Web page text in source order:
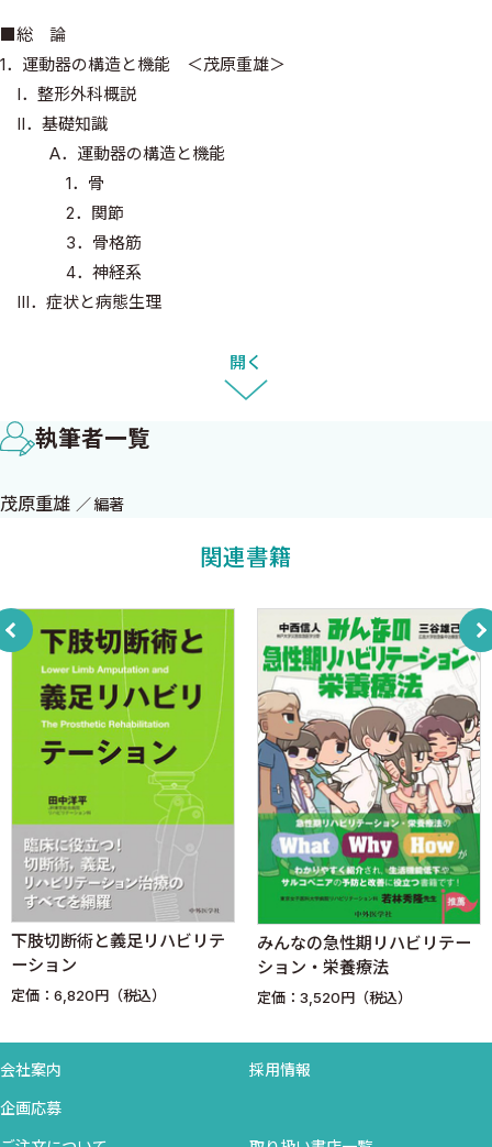
■総 論
1．運動器の構造と機能 ＜茂原重雄＞
I．整形外科概説
II．基礎知識
A．運動器の構造と機能
1．骨
2．関節
3．骨格筋
4．神経系
III．症状と病態生理
2．肘関節の変形
3．手および指の変形
5．膝関節の変形
2．運動麻痺
3．歩行異常（跛行）
2．整形外科診断法と検査法 ＜茂原重雄＞
A．基本的診断法
2．視診
3．触診
4．計測
5．筋力検査
6．神経学的検査
7．画像検査
8．関節鏡検査
10．その他の検査
3．整形外科治療法 ＜茂原重雄＞
開く
執筆者一覧
茂原重雄 編著
関連書籍
下肢切断術と義足リハビリテ
ーション
定価：6,820円（税込）
みんなの急性期リハビリテー
ション・栄養療法
定価：3,520円（税込）
会社案内 採用情報
企画応募